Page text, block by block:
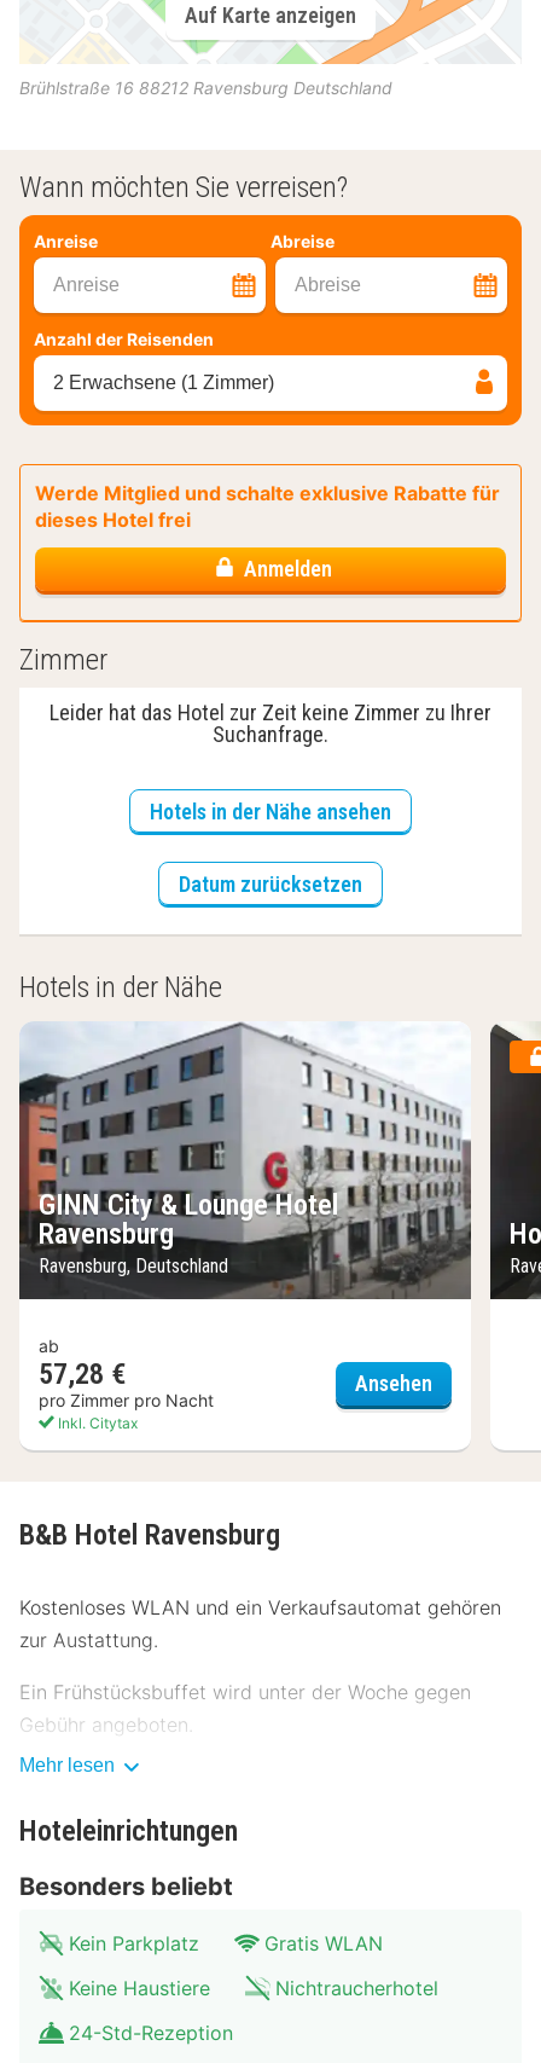
Auf Karte anzeigen
Brühlstraße 16 88212 Ravensburg Deutschland
Wann möchten Sie verreisen?
Anreise Abreise
Anreise Abreise
Anzahl der Reisenden
2 Erwachsene (1 Zimmer)
Werde Mitglied und schalte exklusive Rabatte für
dieses Hotel frei
Anmelden
Zimmer
Leider hat das Hotel zur Zeit keine Zimmer zu Ihrer
Suchanfrage.
Hotels in der Nähe ansehen
Datum zurücksetzen
Hotels in der Nähe
GINN City & Lounge Hotel
Ravensburg
Ravensburg, Deutschland
ab
57,28 €
pro Zimmer pro Nacht
Inkl. Citytax
Ansehen
B&B Hotel Ravensburg
Kostenloses WLAN und ein Verkaufsautomat gehören
zur Austattung.
Ein Frühstücksbuffet wird unter der Woche gegen
Gebühr angeboten.
Vor Ort gibt es Folgendes: begrenzte Parkplätze.
Fühl dich in einem der 105 klimatisierten Zimmer mit
Internetzugang (kostenlos) steht zur Verfügung. Die
Badezimmer bieten Duschen und Haartrockner. Zu den
Highlights gehören Schreibtische und die Zimmer
werden einmal pro Aufenthalt sauber gemacht.
Entfernungen werden bis auf 0,1 Kilometer gerundet.
Mehr lesen
Hoteleinrichtungen
Besonders beliebt
Kein Parkplatz
Gratis WLAN
Keine Haustiere
Nichtraucherhotel
24-Std-Rezeption